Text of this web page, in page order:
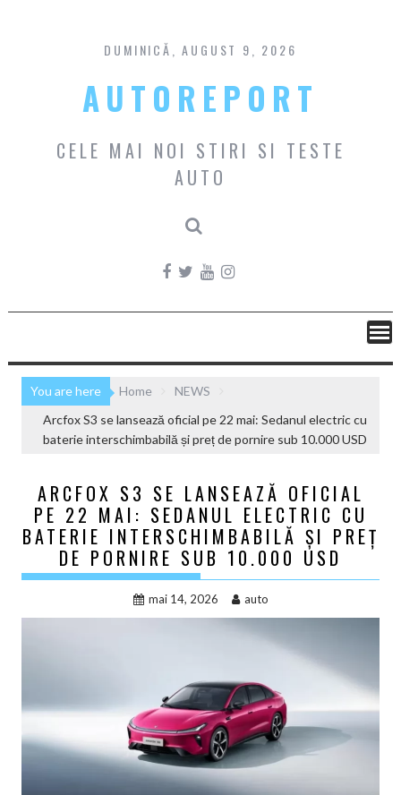
content
DUMINICĂ, AUGUST 9, 2026
AUTOREPORT
CELE MAI NOI STIRI SI TESTE
AUTO
You are here Home
NEWS
Arcfox S3 se lansează oficial pe 22 mai: Sedanul electric cu
baterie interschimbabilă și preț de pornire sub 10.000 USD
ARCFOX S3 SE LANSEAZĂ OFICIAL
PE 22 MAI: SEDANUL ELECTRIC CU
BATERIE INTERSCHIMBABILĂ ȘI PREȚ
DE PORNIRE SUB 10.000 USD
mai 14, 2026 auto